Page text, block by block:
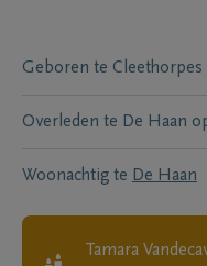
Geboren te Cleethorpes
Overleden te De Haan
Woonachtig te De Haan
Tamara